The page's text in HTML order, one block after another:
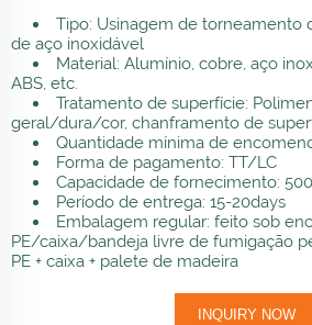
Tipo: Usinagem de torneamento
de aço inoxidável
Material: Alumínio, cobre, aço
ABS, etc.
Tratamento de superfície:
geral/dura/cor, chanframento de
Quantidade mínima de
Forma de pagamento: TT/LC
Capacidade de fornecimento:
Período de entrega: 15-20days
Embalagem regular: feito sob
PE/caixa/bandeja livre de fumigação
PE + caixa + palete de madeira
INQUIRY NOW